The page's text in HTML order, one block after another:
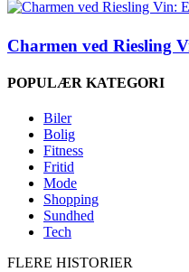
Charmen ved Riesling
POPULÆR KATEGORI
Biler
Bolig
Fitness
Fritid
Mode
Shopping
Sundhed
Tech
FLERE HISTORIER